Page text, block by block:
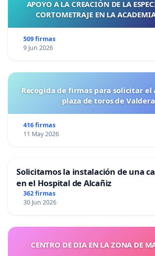
APOYO A LA CREACIÓN DE LA
CORTOMETRAJE EN LA
509 firmas
9 Jun 2026
Recogida de firmas para solicitar el
plaza de toros de
416 firmas
11 May 2026
Solicitamos la instalación de una
en el Hospital de Alcañiz
362 firmas
30 Jun 2026
CENTRO DE DIA EN LA ZONA DE